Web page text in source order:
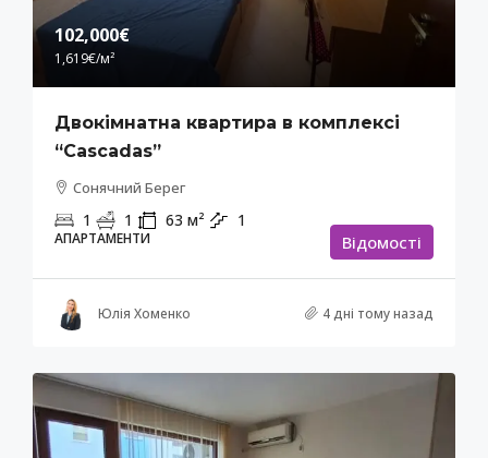
102,000€
1,619€/м²
Двокімнатна квартира в комплексі
“Cascadas”
Сонячний Берег
1 1 63 м² 1
АПАРТАМЕНТИ Відомості
Юлія Хоменко 4 дні тому назад